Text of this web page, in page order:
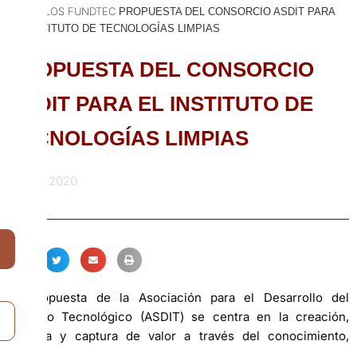
ARTICULOS FUNDTEC PROPUESTA DEL CONSORCIO ASDIT PARA
EL INSTITUTO DE TECNOLOGÍAS LIMPIAS
PROPUESTA DEL CONSORCIO
ASDIT PARA EL INSTITUTO DE
TECNOLOGÍAS LIMPIAS
Abril 1, 2020
La propuesta de la Asociación para el Desarrollo del
Instituto Tecnológico (ASDIT) se centra en la creación,
entrega y captura de valor a través del conocimiento,